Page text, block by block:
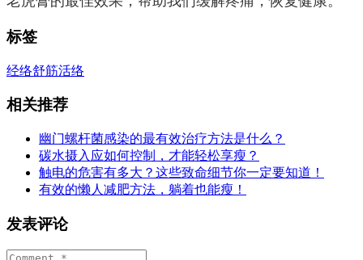
标签
经络舒筋活络
相关推荐
幽门螺杆菌感染的最有效治疗方法是什么？
碳水摄入应如何控制，才能轻松享瘦？
触电的危害有多大？这些致命细节你一定要知道！
有效的懒人减肥方法，躺着也能瘦！
发表评论